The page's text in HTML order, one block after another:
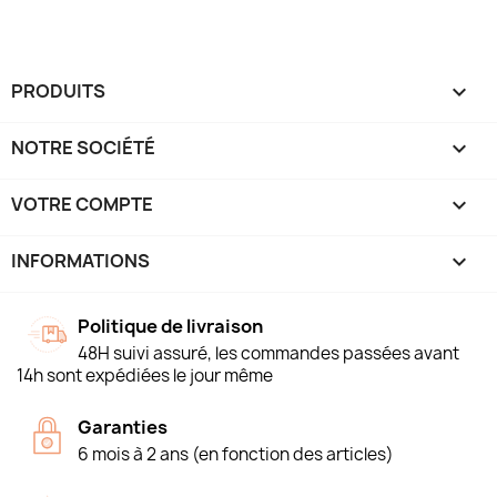
PRODUITS 
NOTRE SOCIÉTÉ 
VOTRE COMPTE 
INFORMATIONS keyboard_arrow_down
Politique de livraison
48H suivi assuré, les commandes passées avant
14h sont expédiées le jour même
Garanties
6 mois à 2 ans (en fonction des articles)